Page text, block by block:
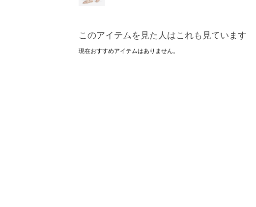
このアイテムを見た人はこれも見ています
現在おすすめアイテムはありません。